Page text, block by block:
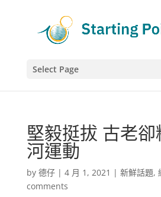
Select Page
堅毅挺拔 古老
河運動
by 德仔| 4 月 1, 2021 | 新鮮話題,
comments